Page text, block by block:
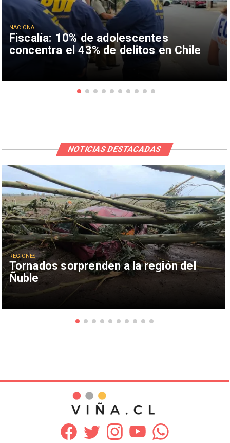
Fiscalía: 10% de adolescentes
concentra el 43% de delitos en Chile
NACIONAL
Tornados sorprenden a la región del
Ñuble
REGIONES
NOTICIAS DESTACADAS